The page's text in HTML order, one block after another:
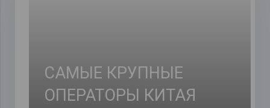
САМЫЕ КРУПНЫЕ
ОПЕРАТОРЫ КИТАЯ